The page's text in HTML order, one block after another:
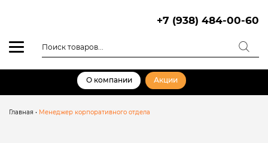
+7 (938) 484-00-60
товаров
О компании Акции
Главная • Менеджер корпоративного отдела